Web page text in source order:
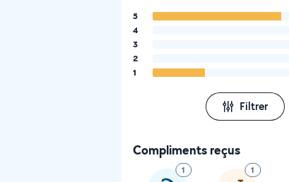
5
4
3
2
1
Filtrer
Compliments reçus
1 1